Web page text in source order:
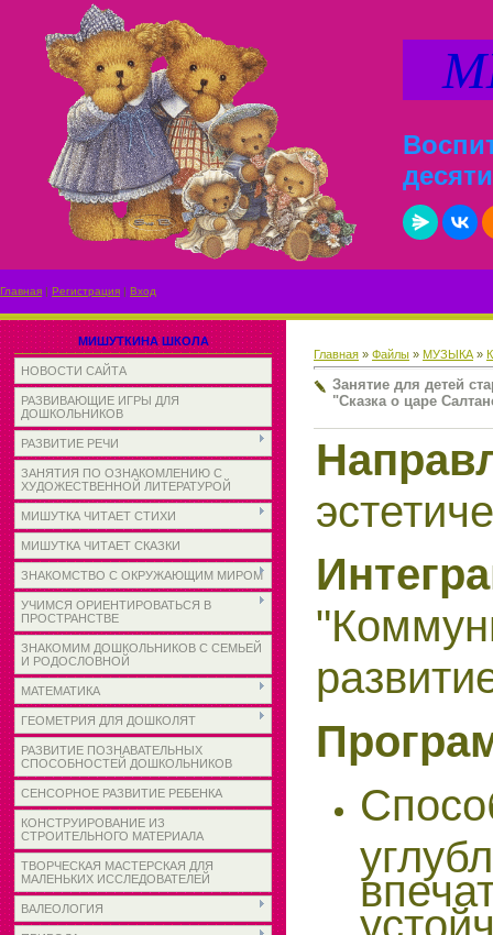
Главная | Регистрация | Вход
МИШУТКИНА ШКОЛА
НОВОСТИ САЙТА
РАЗВИВАЮЩИЕ ИГРЫ ДЛЯ
ДОШКОЛЬНИКОВ
РАЗВИТИЕ РЕЧИ
ЗАНЯТИЯ ПО ОЗНАКОМЛЕНИЮ С
ХУДОЖЕСТВЕННОЙ ЛИТЕРАТУРОЙ
МИШУТКА ЧИТАЕТ СТИХИ
МИШУТКА ЧИТАЕТ СКАЗКИ
ЗНАКОМСТВО С ОКРУЖАЮЩИМ МИРОМ
УЧИМСЯ ОРИЕНТИРОВАТЬСЯ В
ПРОСТРАНСТВЕ
ЗНАКОМИМ ДОШКОЛЬНИКОВ С СЕМЬЕЙ
И РОДОСЛОВНОЙ
МАТЕМАТИКА
ГЕОМЕТРИЯ ДЛЯ ДОШКОЛЯТ
РАЗВИТИЕ ПОЗНАВАТЕЛЬНЫХ
СПОСОБНОСТЕЙ ДОШКОЛЬНИКОВ
СЕНСОРНОЕ РАЗВИТИЕ РЕБЕНКА
КОНСТРУИРОВАНИЕ ИЗ
СТРОИТЕЛЬНОГО МАТЕРИАЛА
ТВОРЧЕСКАЯ МАСТЕРСКАЯ ДЛЯ
МАЛЕНЬКИХ ИССЛЕДОВАТЕЛЕЙ
ВАЛЕОЛОГИЯ
Главная » Файлы » МУЗЫКА »
Занятие для детей
"Сказка о царе